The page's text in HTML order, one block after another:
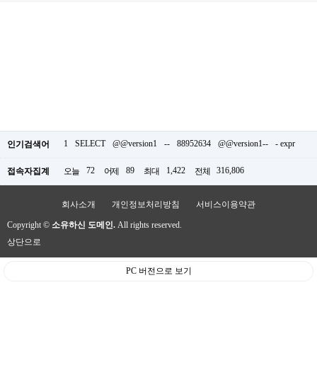
인기검색어 1 SELECT @@version1 -- 88952634 @@version1-- - expr
접속자집계 오늘 72 어제 89 최대 1,422 전체 316,806
회사소개 개인정보처리방침 서비스이용약관
Copyright © 소유하신 도메인. All rights reserved.
상단으로
PC 버전으로 보기